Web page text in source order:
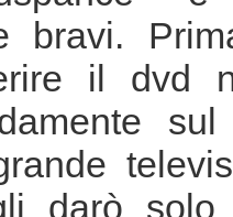
bravi.
il dvd
darò solo